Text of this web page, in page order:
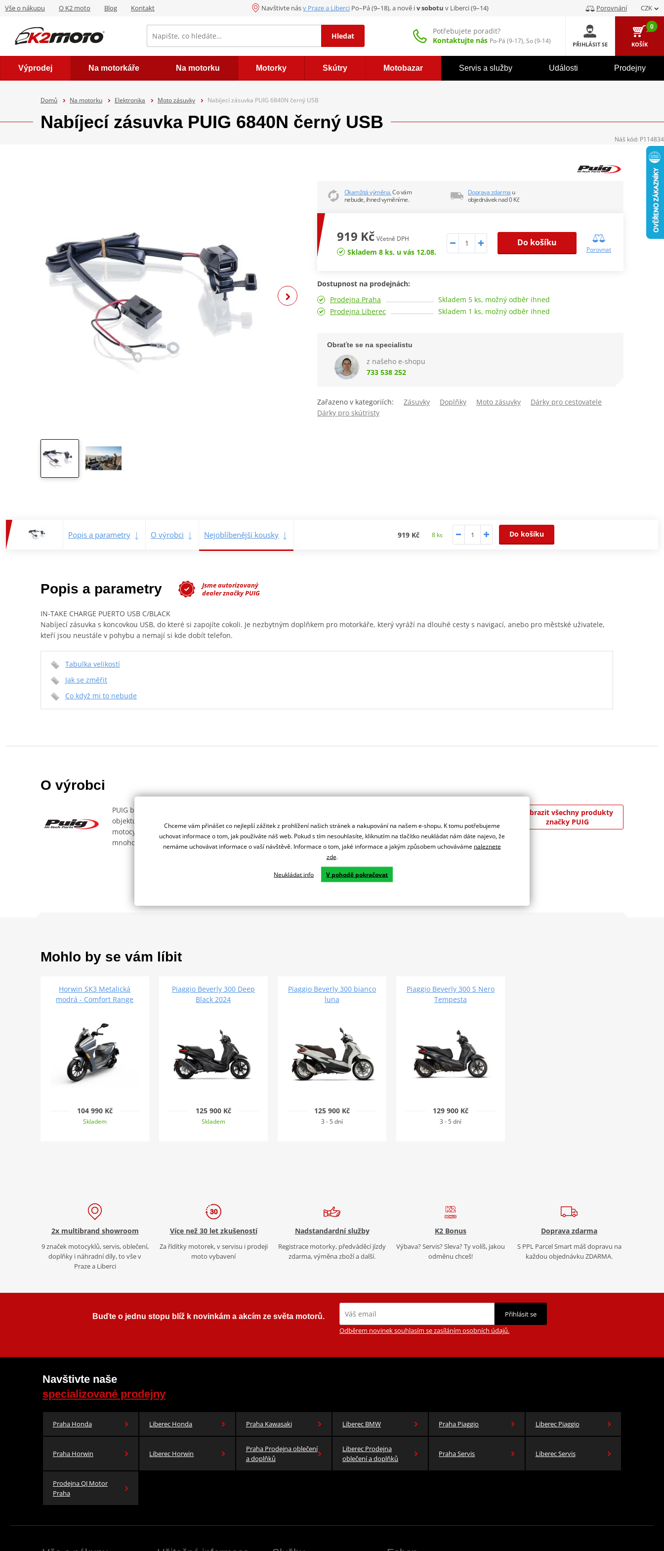
Vše o nákupu O K2 moto Blog Kontakt Navštivte násv Praze a Liberci Po–Pá (9–18), a nově iv sobotu v Liberci (9–14) Porovnání CZK
Hledat
Potřebujete poradit?
Kontaktujte nás Po-Pá (9-17), So (9-14) PŘIHLÁSIT SE
0
KOŠÍK
Výprodej Na motorkáře Na motorku Motorky Skútry Motobazar Servis a služby Události Prodejny
Domů Na motorku Elektronika Moto zásuvky Nabíjecí zásuvka PUIG 6840N černý USB
Nabíjecí zásuvka PUIG 6840N černý USB
Okamžitá výměna.Co vám
nebude, ihned vyměníme.
Doprava zdarma u
objednávek nad 0 Kč
919 Kč Včetně DPH
Skladem 8 ks, u vás 12.08.
Do košíku
Porovnat
Dostupnost na prodejnách:
Prodejna Praha
Skladem 5 ks, možný odběr ihned
Prodejna Liberec
Skladem 1 ks, možný odběr ihned
Obraťte se na specialistu
z našeho e-shopu
733 538 252
Zařazeno v kategoriích: Zásuvky Doplňky Moto zásuvky
Dárky pro cestovatele
Dárky pro skútristy
Popis a parametry O výrobci Nejoblíbenější kousky 919 Kč 8 ks Do košíku
Popis a parametry
Jsme autorizovaný
dealer značky PUIG
IN-TAKE CHARGE PUERTO USB C/BLACK
Nabíjecí zásuvka s koncovkou USB, do které si zapojíte cokoli. Je nezbytným doplňkem pro motorkáře, který vyráží na dlouhé cesty s navigací, anebo pro městské uživatele,
kteří jsou neustále v pohybu a nemají si kde dobít telefon.
Tabulka velikostí
Jak se změřit
Co když mi to nebude
O výrobci
PUIG byl založen v roce 1964 ve Španělsku. Vyrábí se ve městě Granollers poblíž Barcelony na ploše 8 000 m² v
objektu, který se dělí na 3 části: komerční, odlitkovou a kovových součástek. Již 40 let se účastní nejslavnějších závodů
motocyklů po celém světě. V naší nabídce naleznete doplňky a příslušenství například: plexi, padací protektory a
mnoho dalšího.
Zobrazit všechny produkty
značky PUIG
Náš kód: P114834
Mohlo by se vám líbit
Horwin SK3 Metalická
modrá - Comfort Range
104 990 Kč
Skladem
Piaggio Beverly 300 Deep
Black 2024
125 900 Kč
Skladem
Piaggio Beverly 300 bianco
luna
125 900 Kč
3 - 5 dní
Piaggio Beverly 300 S Nero
Tempesta
129 900 Kč
3 - 5 dní
2x multibrand showroom
9 značek motocyklů, servis, oblečení,
doplňky i náhradní díly, to vše v
Praze a Liberci
Více než 30 let zkušeností
Za řídítky motorek, v servisu i prodeji
moto vybavení
Nadstandardní služby
Registrace motorky, předváděcí jízdy
zdarma, výměna zboží a další.
K2 Bonus
Výbava? Servis? Sleva? Ty volíš, jakou
odměnu chceš!
Doprava zdarma
S PPL Parcel Smart máš dopravu na
každou objednávku ZDARMA.
Buďte o jednu stopu blíž k novinkám a akcím ze světa motorů.
Přihlásit se
Odběrem novinek souhlasím se zasíláním osobních údajů.
Navštivte naše
specializované prodejny
Praha Honda Liberec Honda Praha Kawasaki Liberec BMW Praha Piaggio Liberec Piaggio
Praha Horwin Liberec Horwin
Praha Prodejna oblečení
a doplňků
Liberec Prodejna
oblečení a doplňků
Praha Servis Liberec Servis
Prodejna QJ Motor
Praha
Chceme vám přinášet co nejlepší zážitek z prohlížení našich stránek a nakupování na našem e-shopu. K tomu potřebujeme
uchovat informace o tom, jak používáte náš web. Pokud s tím nesouhlasíte, kliknutím na tlačítko neukládat nám dáte najevo, že
nemáme uchovávat informace o vaší návštěvě. Informace o tom, jaké informace a jakým způsobem uchováváme naleznete
zde.
Neukládat info V pohodě pokračovat